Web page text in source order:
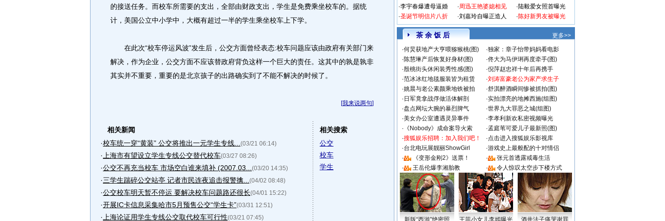
的接送任务。而校车所需要的支出，全部由财政支出，学生是免费乘坐校车的。据统
计，美国公立中小学中，大概有超过一半的学生乘坐校车上下学。
在此次“校车停运风波”发生后，公交方面曾经表态:校车问题应该由政府有关部门来
解决，作为企业，公交方面不应该替政府背负这样一个巨大的责任。这其中的孰是孰非
其实并不重要，重要的是北京孩子的出路确实到了不能不解决的时候了。
[我来说两句]
相关新闻
·校车统一穿“黄装” 公交将推出一元学生专线... (03/21 06:14)
· 上海市有望设立学生专线公交替代校车(03/27 08:26)
·公交不再充当校车 市场空白谁来填补 (2007.03... (03/20 14:35)
·三学生踹碎公交站亭 记者市民连夜追击报警擒... (04/02 08:48)
·公交校车明天暂不停运 要解决校车问题路还很长(04/01 15:22)
·开展IC卡信息采集哈市5月预售公交“学生卡”(03/31 12:51)
· 上海论证用学生专线公交取代校车可行性(03/21 07:45)
相关搜索
公交
校车
学生
·李宇春爆遭母逼婚
·圣诞节明信片八折
·周迅王艳婆媳相见
·刘嘉玲自曝正造人
·陆毅爱女照首曝光
·陈好新男友被曝光
茶 余 饭 后
更多>>
·何炅获地产大亨喂猕猴桃(图) ·独家：章子怡带妈妈看电影
·陈慧琳产后恢复好身材(图) ·佟大为马伊琍再度牵手(图)
·殷桃街头休闲装秀性感(图) ·倪萍赵忠祥十年后再携手
·范冰冰红地毯服装皆为租赁 ·刘涛富豪老公为家产求生子
·姚晨与老公素颜乘地铁被拍 ·舒淇醉酒瞬间惨被抓拍(图)
· 日军竟拿战俘做活体解剖 ·实拍漂亮的地摊西施(组图)
·盘点网坛大腕的暴烈脾气 ·世界九大罪恶之城(组图)
·美女办公室遭遇灵异事件 ·李孝利新欢私密视频曝光
· 《Nobody》成命案导火索 ·孟庭苇可爱儿子最新照(图)
·搜狐娱乐招聘：加入我们吧！ ·点击进入搜狐娱乐影视库
·台北电玩展靓丽ShowGirl ·游戏史上最般配的十对情侣
·
《变形金刚2》送票！ ·
张元首透露戒毒生活
·
王岳伦爆李湘胎教 · 令人惊叹太空步下楼方式
新版“西游”绝密照 王菲小女儿李嫣曝光 酒井法子痛哭谢罪